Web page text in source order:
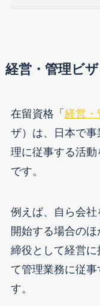
経営・管理ビ
在留資格「 経営・
ザ）は、日本で
理に従事する活
です。
例えば、自ら会
開始する場合の
締役として経営
て管理業務に従
す。